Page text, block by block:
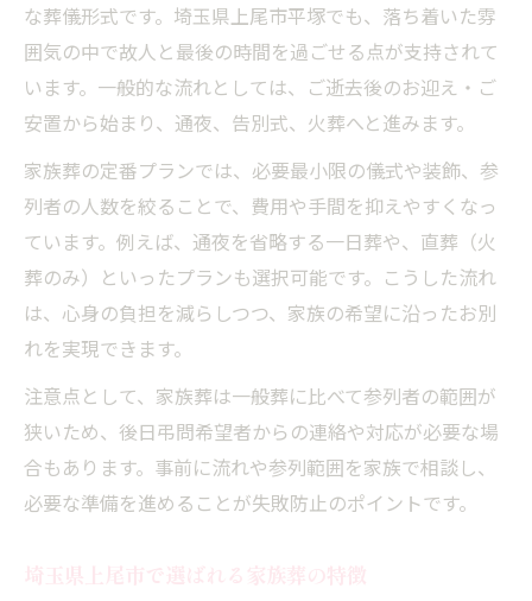
家族葬費用の内訳と抑える工夫を紹介
公営斎場利用で節約する家族葬の工夫
家族葬の公営斎場活用で費用を節約
上尾市の公営斎場と家族葬の相性
家族葬で公営施設を選ぶメリット
埼玉県で公営斎場を利用するポイント
家族葬を公営斎場で行う際の注意点
家族葬の基本と埼玉の相場を解説
家族葬の基本知識と埼玉県の相場感
埼玉で家族葬を選ぶ際の費用目安
家族葬相場の変化と最近の傾向を知る
上尾市の家族葬費用に関する最新情報
埼玉県の家族葬相場を徹底比較
な葬儀形式です。埼玉県上尾市平塚でも、落ち着いた雰
囲気の中で故人と最後の時間を過ごせる点が支持されて
います。一般的な流れとしては、ご逝去後のお迎え・ご
安置から始まり、通夜、告別式、火葬へと進みます。
家族葬の定番プランでは、必要最小限の儀式や装飾、参
列者の人数を絞ることで、費用や手間を抑えやすくなっ
ています。例えば、通夜を省略する一日葬や、直葬（火
葬のみ）といったプランも選択可能です。こうした流れ
は、心身の負担を減らしつつ、家族の希望に沿ったお別
れを実現できます。
注意点として、家族葬は一般葬に比べて参列者の範囲が
狭いため、後日弔問希望者からの連絡や対応が必要な場
合もあります。事前に流れや参列範囲を家族で相談し、
必要な準備を進めることが失敗防止のポイントです。